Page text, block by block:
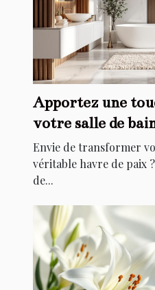
Apportez une
votre salle de
élégants
Envie de transformer
véritable havre de paix
de...